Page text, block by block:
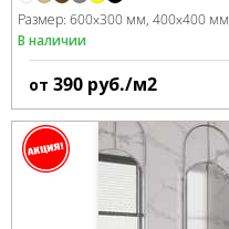
Размер: 600x300 мм 400x400 мм
В наличии
от 390 руб./м2